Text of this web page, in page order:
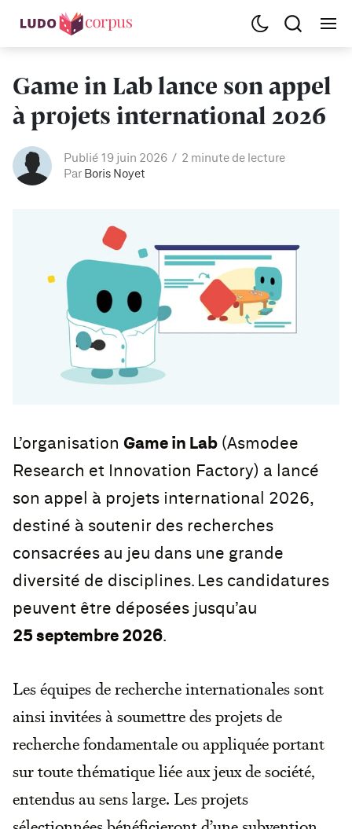
Game in Lab lance son appel
à projets international 2026
Publié 19 juin 2026
2 minute de lecture
Par Boris Noyet
L’organisation Game in Lab (Asmodee
Research et Innovation Factory) a lancé
son appel à projets international 2026,
destiné à soutenir des recherches
consacrées au jeu dans une grande
diversité de disciplines. Les candidatures
peuvent être déposées jusqu’au
25 septembre 2026.
Les équipes de recherche internationales sont
ainsi invitées à soumettre des projets de
recherche fondamentale ou appliquée portant
sur toute thématique liée aux jeux de société,
entendus au sens large. Les projets